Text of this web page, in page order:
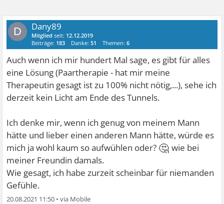
D Dany89
Mitglied seit: 12.12.2019
Beiträge: 183 Danke:51 Themen:6
Auch wenn ich mir hundert Mal sage, es gibt für alles
eine Lösung (Paartherapie - hat mir meine
Therapeutin gesagt ist zu 100% nicht nötig,...), sehe ich
derzeit kein Licht am Ende des Tunnels.
Ich denke mir, wenn ich genug von meinem Mann
hätte und lieber einen anderen Mann hätte, würde es
mich ja wohl kaum so aufwühlen oder? 🤔 wie bei
meiner Freundin damals.
Wie gesagt, ich habe zurzeit scheinbar für niemanden
Gefühle.
20.08.2021 11:50 •